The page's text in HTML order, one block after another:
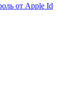
от Apple Id